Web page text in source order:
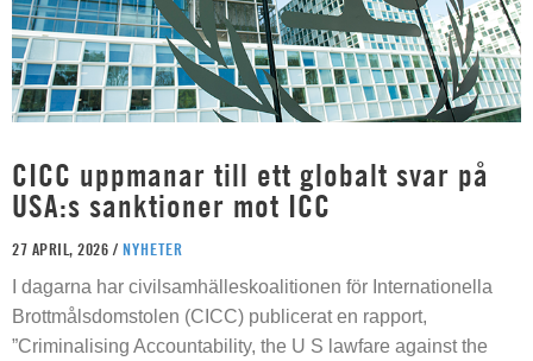
CICC uppmanar till ett globalt svar på
USA:s sanktioner mot ICC
27 APRIL, 2026 / NYHETER
I dagarna har civilsamhälleskoalitionen för Internationella
Brottmålsdomstolen (CICC) publicerat en rapport,
”Criminalising Accountability, the U S lawfare against the